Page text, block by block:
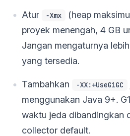
Atur -Xmx
(heap
proyek menengah, 4 GB
Jangan mengaturnya
yang tersedia.
Tambahkan -XX:+UseG1GC
menggunakan Java 9+.
waktu jeda dibandingkan
collector default.